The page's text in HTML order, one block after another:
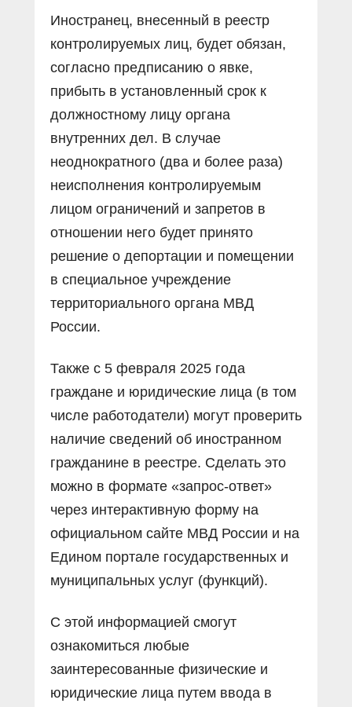
Иностранец, внесенный в реестр
контролируемых лиц, будет обязан,
согласно предписанию о явке,
прибыть в установленный срок к
должностному лицу органа
внутренних дел. В случае
неоднократного (два и более раза)
неисполнения контролируемым
лицом ограничений и запретов в
отношении него будет принято
решение о депортации и помещении
в специальное учреждение
территориального органа МВД
России.
Также с 5 февраля 2025 года
граждане и юридические лица (в том
числе работодатели) могут проверить
наличие сведений об иностранном
гражданине в реестре. Сделать это
можно в формате «запрос-ответ»
через интерактивную форму на
официальном сайте МВД России и на
Едином портале государственных и
муниципальных услуг (функций).
С этой информацией смогут
ознакомиться любые
заинтересованные физические и
юридические лица путем ввода в